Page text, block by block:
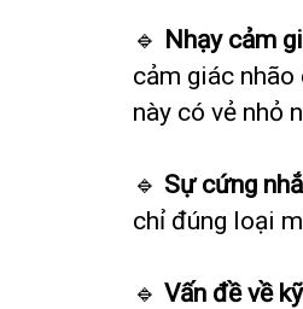
🔹 Nhạy cảm
cảm giác
này có vẻ nhỏ
🔹 Sự cứng
chỉ đúng loại
🔹 Vấn đề về